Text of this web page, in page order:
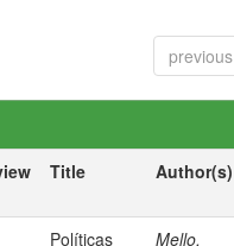
previous
Title Author(s)
Políticas Mello,